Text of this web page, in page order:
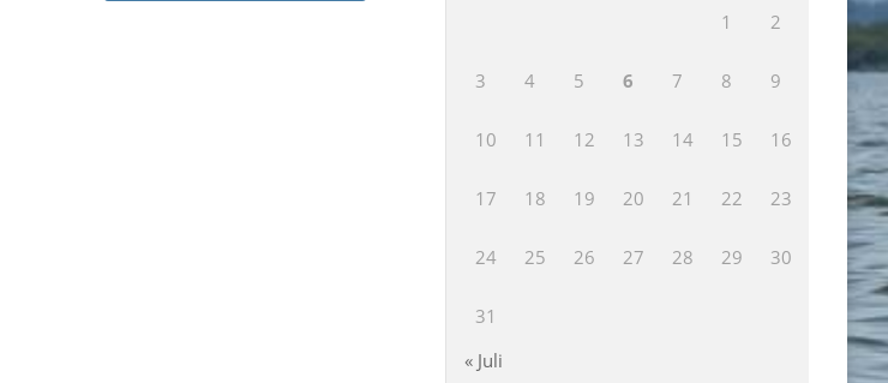
1 2
3 4 5 6 7 8 9
10 11 12 13 14 15 16
17 18 19 20 21 22 23
24 25 26 27 28 29 30
31
« Juli